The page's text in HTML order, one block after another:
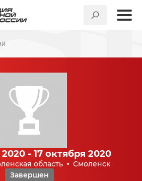
- 17 октября 2020
область Смоленск
Завершен